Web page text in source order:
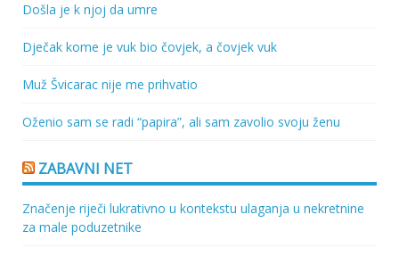
Došla je k njoj da umre
Dječak kome je vuk bio čovjek, a čovjek vuk
Muž Švicarac nije me prihvatio
Oženio sam se radi “papira”, ali sam zavolio svoju ženu
ZABAVNI NET
Značenje riječi lukrativno u kontekstu ulaganja u nekretnine
za male poduzetnike